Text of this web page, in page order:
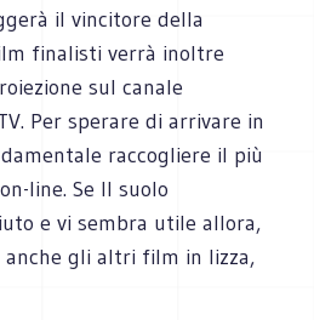
il vincitore della
finalisti verrà inoltre
sul canale
Per sperare di arrivare in
raccogliere il più
line. Se Il suolo
e vi sembra utile allora,
anche gli altri film in lizza,